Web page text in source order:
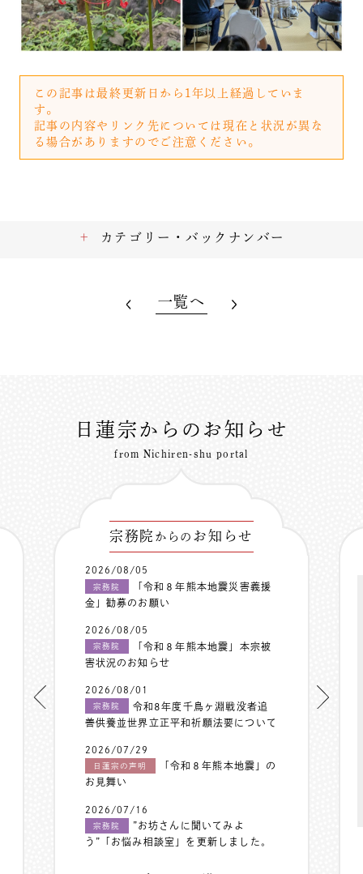
この記事は最終更新日から1年以上経過していま
す。
記事の内容やリンク先については現在と状況が異な
る場合がありますのでご注意ください。
カテゴリー・バックナンバー
一覧へ
日蓮宗からのお知らせ
from Nichiren-shu portal
宗務院 からの お知らせ
2026/08/05
宗務院
「令和８年熊本地震災害義援
金」勧募のお願い
2026/08/05
宗務院
「令和８年熊本地震」本宗被
害状況のお知らせ
2026/08/01
宗務院
令和8年度千鳥ヶ淵戦没者追
善供養並世界立正平和祈願法要について
2026/07/29
日蓮宗の声明
「令和８年熊本地震」の
お見舞い
2026/07/16
宗務院
”お坊さんに聞いてみよ
う”「お悩み相談室」を更新しました。